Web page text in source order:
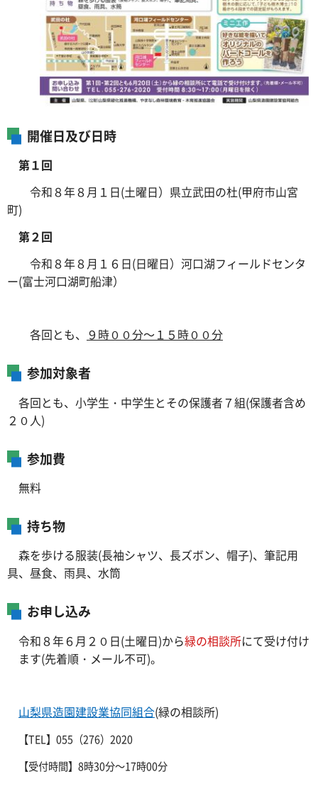
開催日及び日時
第１回
令和８年８月１日(土曜日） 県立武田の杜(甲府市山宮
町)
第２回
令和８年８月１６日(日曜日） 河口湖フィールドセンタ
ー(富士河口湖町船津）
各回とも、 ９時００分～１５時００分
参加対象者
各回とも、小学生・中学生とその保護者７組(保護者含め
２０人)
参加費
無料
持ち物
森を歩ける服装(長袖シャツ、長ズボン、帽子)、筆記用
具、昼食、雨具、水筒
お申し込み
令和８年６月２０日(土曜日)から緑の相談所にて受け付け
ます(先着順・メール不可)。
山梨県造園建設業協同組合(緑の相談所)
【TEL】055（276）2020
【受付時間】8時30分～17時00分